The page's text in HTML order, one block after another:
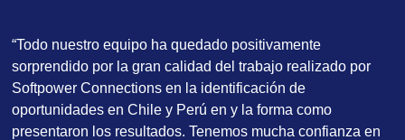
“Todo nuestro equipo ha quedado positivamente
sorprendido por la gran calidad del trabajo realizado por
Softpower Connections en la identificación de
oportunidades en Chile y Perú en y la forma como
presentaron los resultados. Tenemos mucha confianza en